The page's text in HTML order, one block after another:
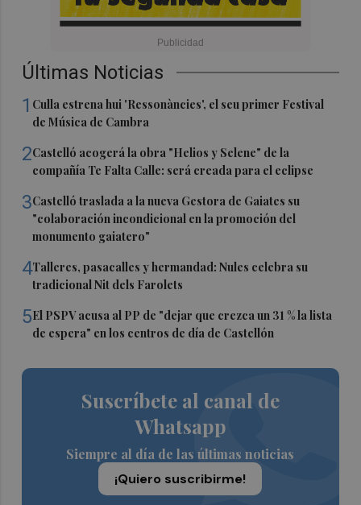
Últimas Noticias
1 Culla estrena hui 'Ressonàncies', el seu primer Festival
de Música de Cambra
2Castelló acogerá la obra "Helios y Selene" de la
compañía Te Falta Calle: será creada para el eclipse
3Castelló traslada a la nueva Gestora de Gaiates su
"colaboración incondicional en la promoción del
monumento gaiatero"
4Talleres, pasacalles y hermandad: Nules celebra su
tradicional Nit dels Farolets
5El PSPV acusa al PP de "dejar que crezca un 31 % la lista
de espera" en los centros de día de Castellón
Suscríbete al canal de
Whatsapp
Siempre al día de las últimas noticias
¡Quiero suscribirme!